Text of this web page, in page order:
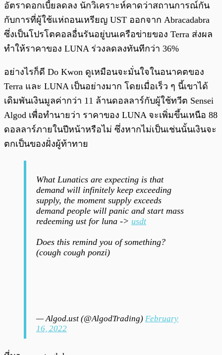
อัตราดอกเบี้ยลดลง นักวิเคราะห์คาดว่าสถานการณ์กัน
กับการที่ผู้ใช้แห่ถอนเหรียญ UST ออกจาก Abracadabra
ซึ่งเป็นโปรโตคอลอื่นรันอยู่บนเครือข่ายของ Terra ส่งผล
ทำให้ราคาของ LUNA ร่วงลดลงทันทีกว่า 36%
อย่างไรก็ดี Do Kwon ดูเหมือนจะมั่นใจในอนาคตของ
Terra และ LUNA เป็นอย่างมาก โดยเมื่อเร็ว ๆ นี้เขาได้
เดิมพันเงินมูลค่ากว่า 11 ล้านดอลลาร์กับผู้ใช้ทวีต Sensei
Algod เพื่อทำนายว่า ราคาของ LUNA จะเพิ่มขึ้นเหนือ 88
ดอลลาร์ภายในปีหน้าหรือไม่ ซึ่งหากไม่เป็นเช่นนั้นเงินจะ
ตกเป็นของฝั่งผู้ท้าทาย
What Lunatics are expecting is that
demand will infinitely keep exceeding
supply, the moment supply exceeds
demand people will panic and start mass
redeeming ust for luna -> usdt
Does this remind you of something?
(cough cough ponzi)
— Algod.ust (@AlgodTrading) February
16, 2022